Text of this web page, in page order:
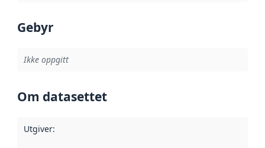
Gebyr
Ikke oppgitt
Om datasettet
Utgiver: